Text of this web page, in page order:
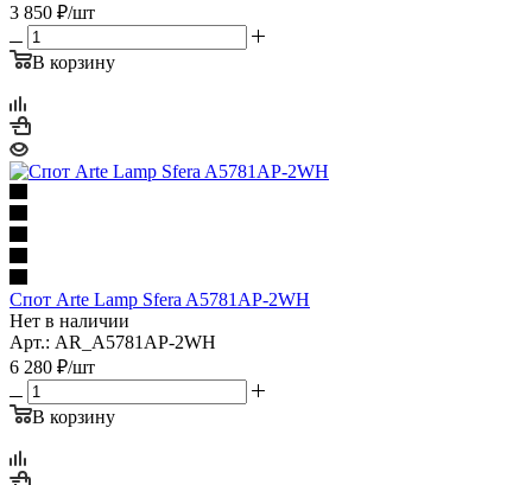
3 850 ₽/шт
В корзину
Спот Arte Lamp Sfera A5781AP-2WH
Нет в наличии
Арт.: AR_A5781AP-2WH
6 280 ₽/шт
В корзину